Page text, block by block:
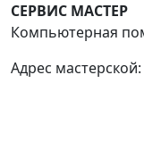
СЕРВИС МАСТЕР
Компьютерная
Адрес